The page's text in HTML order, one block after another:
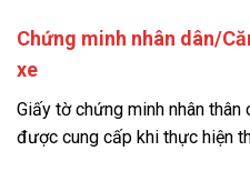
Chứng minh nhân dân/
xe
Giấy tờ chứng minh nhân
được cung cấp khi thực hiện